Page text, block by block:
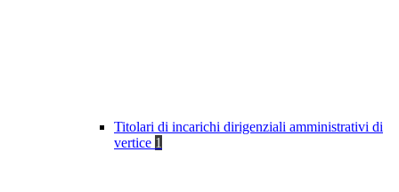
Titolari di incarichi dirigenziali amministrativi di
vertice 1